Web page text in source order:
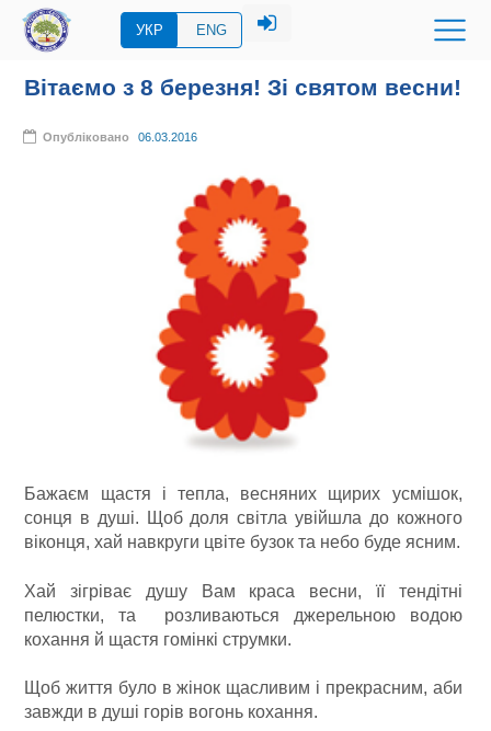
УКР ENG
Вітаємо з 8 березня! Зі святом весни!
Опубліковано 06.03.2016
Бажаєм щастя і тепла, весняних щирих усмішок,
сонця в душі. Щоб доля світла увійшла до кожного
віконця, хай навкруги цвіте бузок та небо буде ясним.
Хай зігріває душу Вам краса весни, її тендітні
пелюстки, та розливаються джерельною водою
кохання й щастя гомінкі струмки.
Щоб життя було в жінок щасливим і прекрасним, аби
завжди в душі горів вогонь кохання.